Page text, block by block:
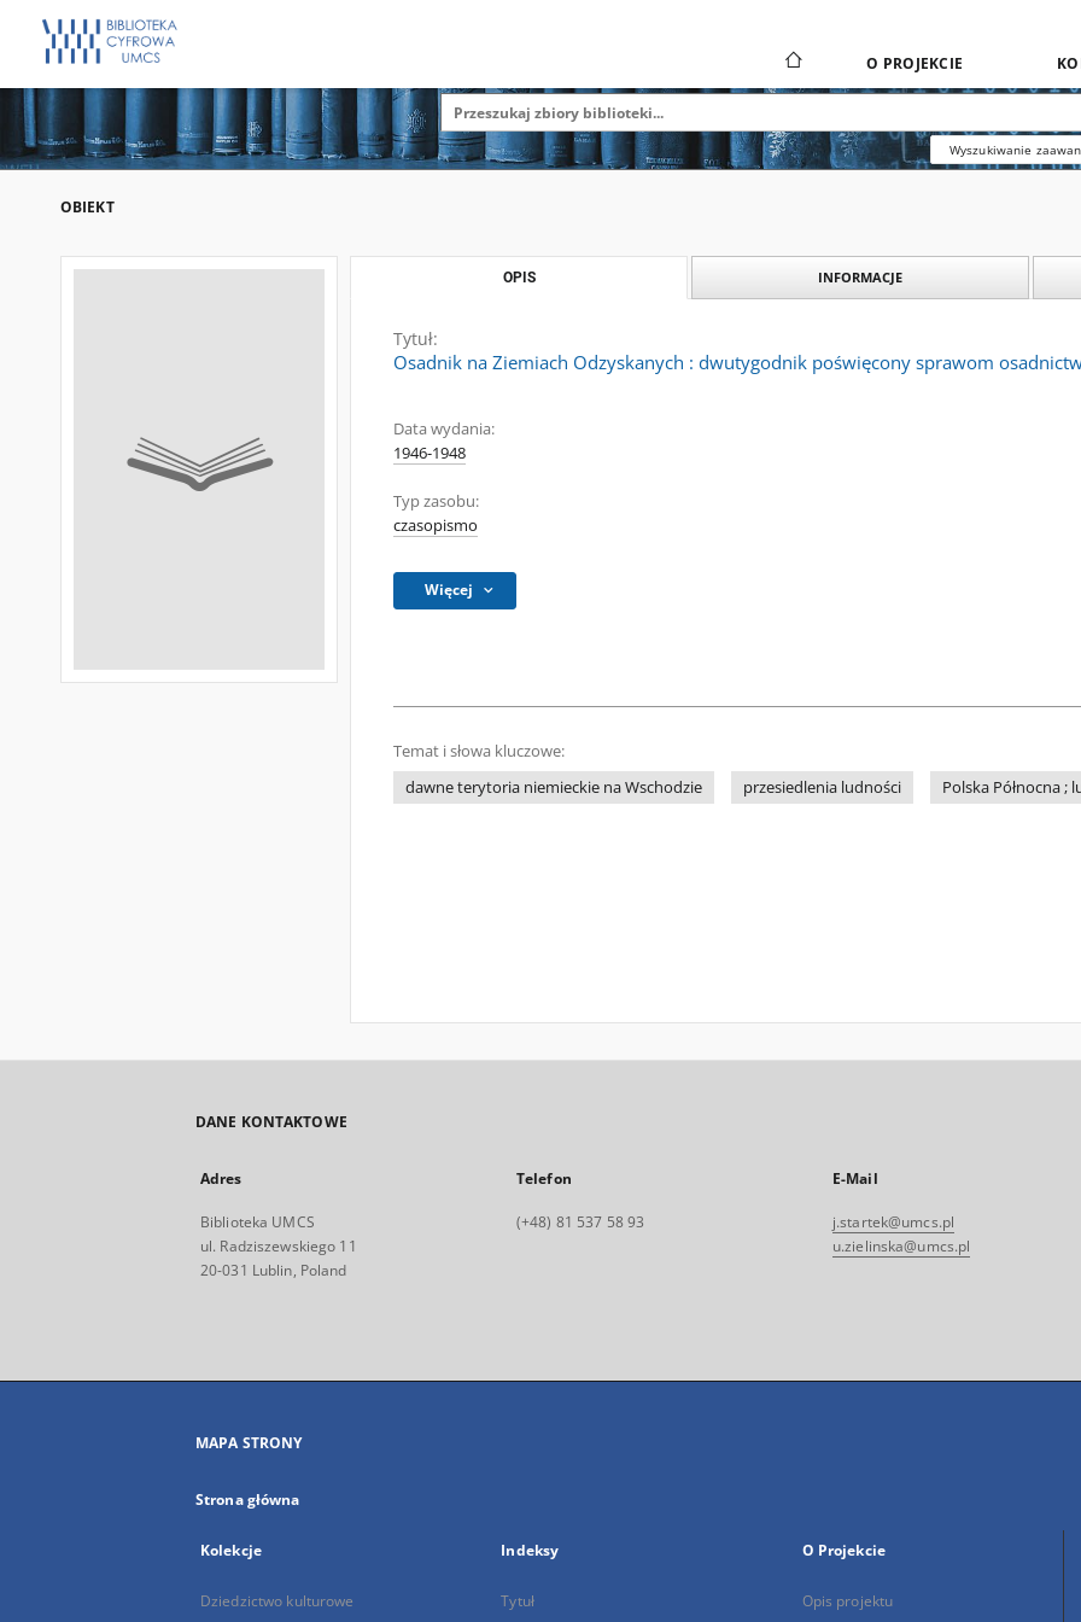
O PROJEKCIE
Wyszukiwanie
OBIEKT
OPIS INFORMACJE
Tytuł:
Osadnik na Ziemiach Odzyskanych : dwutygodnik poświęcony sprawom
Data wydania:
1946-1948
Typ zasobu:
czasopismo
Więcej
Temat i słowa kluczowe:
dawne terytoria niemieckie na Wschodzie
przesiedlenia ludności Polska Północna ;
DANE KONTAKTOWE
Adres
Biblioteka UMCS
ul. Radziszewskiego 11
20-031 Lublin, Poland
Telefon
(+48) 81 537 58 93
E-Mail
j.startek@umcs.pl
u.zielinska@umcs.pl
MAPA STRONY
Strona główna
Kolekcje
Dziedzictwo kulturowe
Indeksy
Tytuł
O Projekcie
Opis projektu